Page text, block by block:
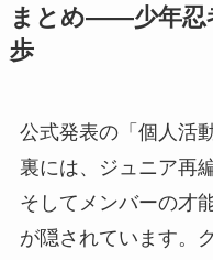
まとめ——少年忍
歩
公式発表の「個人活
裏には、ジュニア再
そしてメンバーの才
が隠されています。